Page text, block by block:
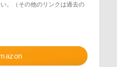
。（その他のリンクは過去の